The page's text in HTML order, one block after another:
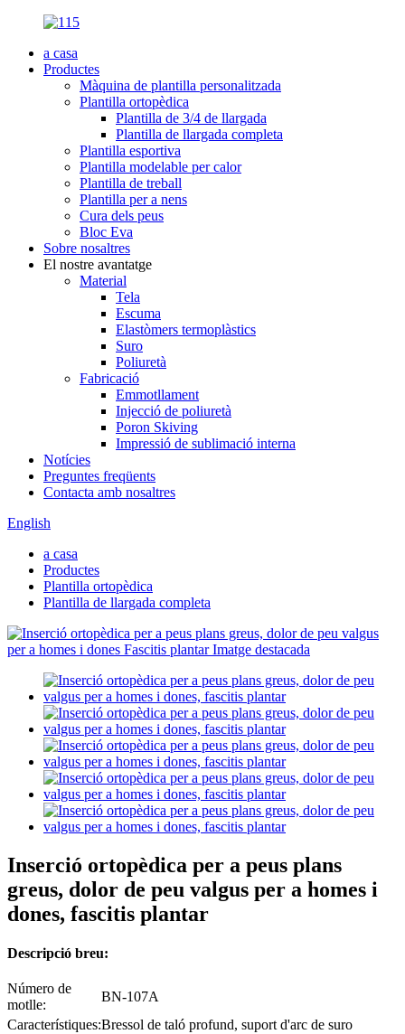
a casa
Productes
Màquina de plantilla personalitzada
Plantilla ortopèdica
Plantilla de 3/4 de llargada
Plantilla de llargada completa
Plantilla esportiva
Plantilla modelable per calor
Plantilla de treball
Plantilla per a nens
Cura dels peus
Bloc Eva
Sobre nosaltres
El nostre avantatge
Material
Tela
Escuma
Elastòmers termoplàstics
Suro
Poliuretà
Fabricació
Emmotllament
Injecció de poliuretà
Poron Skiving
Impressió de sublimació interna
Notícies
Preguntes freqüents
Contacta amb nosaltres
English
a casa
Productes
Plantilla ortopèdica
Plantilla de llargada completa
Inserció ortopèdica per a peus plans
greus, dolor de peu valgus per a homes i
dones, fascitis plantar
Descripció breu:
Número de
motlle:
BN-107A
Característiques:Bressol de taló profund, suport d'arc de suro